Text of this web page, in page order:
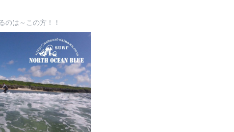
のは～この方！！